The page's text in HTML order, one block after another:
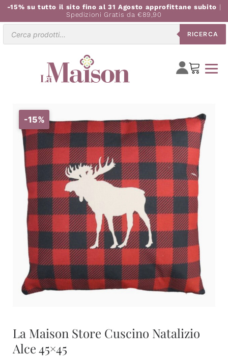
-15% su tutto il sito fino al 31 Agosto approfittane subito |
Spedizioni Gratis da €89,90
RICERCA
-15%
La Maison Store Cuscino Natalizio
Alce 45×45